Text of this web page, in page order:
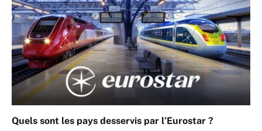
Quels sont les pays desservis par l’Eurostar ?